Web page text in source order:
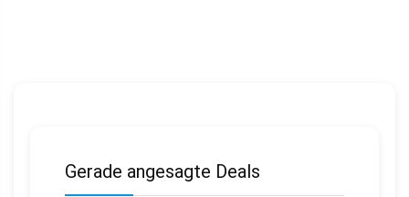
Gerade angesagte Deals